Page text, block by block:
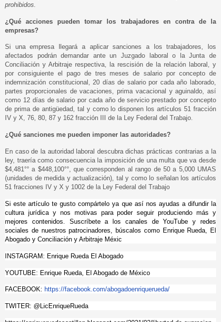
prohibidos.
¿Qué acciones pueden tomar los trabajadores en contra de la
empresas?
Si una empresa llegará a aplicar sanciones a los trabajadores, los
afectados podrán demandar ante un Juzgado laboral o la Junta de
Conciliación y Arbitraje respectiva, la rescisión de la relación laboral, y
por consiguiente el pago de tres meses de salario por concepto de
indemnización constitucional, 20 días de salario por cada año laborado,
partes proporcionales de vacaciones, prima vacacional y aguinaldo, así
como 12 días de salario por cada año de servicio prestado por concepto
de prima de antigüedad, tal y como lo disponen los artículos 51 fracción
IV y X, 76, 80, 87 y 162 fracción III de la Ley Federal del Trabajo.
¿Qué sanciones me pueden imponer las autoridades?
En caso de la autoridad laboral descubra dichas prácticas contrarias a la
ley, traería como consecuencia la imposición de una multa que va desde
$4,481°° a $448,100°°, que corresponden al rango de 50 a 5,000 UMAS
(unidades de medida y actualización), tal y como lo señalan los artículos
51 fracciones IV y X y 1002 de la Ley Federal del Trabajo
Si este artículo te gusto compártelo ya que así nos ayudas a difundir la
cultura jurídica y nos motivas para poder seguir produciendo más y
mejores contenidos. Suscríbete a los canales de YouTube y redes
sociales de nuestros patrocinadores, búscalos como Enrique Rueda, El
Abogado y Conciliación y Arbitraje Méxic
INSTAGRAM: Enrique Rueda El Abogado
YOUTUBE: Enrique Rueda, El Abogado de México
FACEBOOK: https://facebook.com/abogadoenriquerueda/
TWITER: @LicEnriqueRueda